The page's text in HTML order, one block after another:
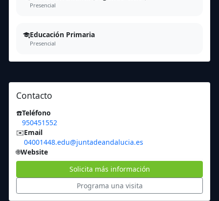
Presencial
Educación Primaria
Presencial
Contacto
☎️Teléfono
950451552
✉️Email
04001448.edu@juntadeandalucia.es
🌐Website
Solicita más información
Programa una visita